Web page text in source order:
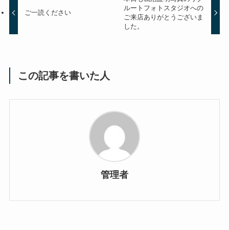
ご一読ください
ルートフォトスタジオへの
ご来店ありがとうございま
した。
この記事を書いた人
管理者